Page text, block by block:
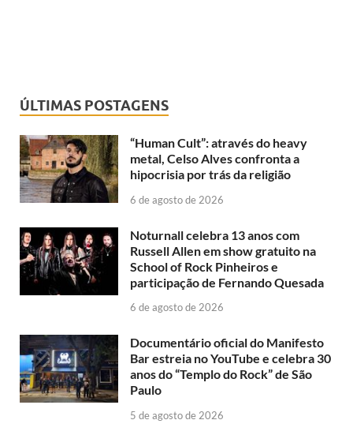
ÚLTIMAS POSTAGENS
“Human Cult”: através do heavy
metal, Celso Alves confronta a
hipocrisia por trás da religião
6 de agosto de 2026
Noturnall celebra 13 anos com
Russell Allen em show gratuito na
School of Rock Pinheiros e
participação de Fernando Quesada
6 de agosto de 2026
Documentário oficial do Manifesto
Bar estreia no YouTube e celebra 30
anos do “Templo do Rock” de São
Paulo
5 de agosto de 2026